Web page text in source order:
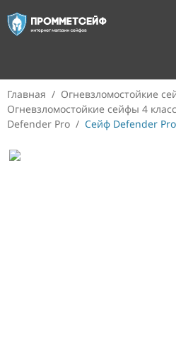
Главная / Огневзломостойкие
Огневзломостойкие сейфы 4
Defender Pro / Сейф Defender